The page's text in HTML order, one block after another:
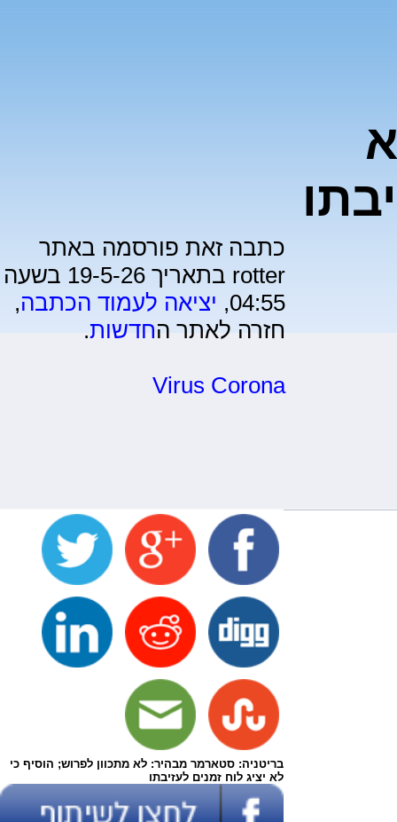
כתבה זאת פורסמה באתר
rotter בתאריך 19-5-26 בשעה
04:55, יציאה לעמוד הכתבה,
חזרה לאתר החדשות.
Virus Corona
בריטניה: סטארמר מבהיר: לא מתכוון לפרוש; הוסיף כי
לא יציג לוח זמנים לעזיבתו